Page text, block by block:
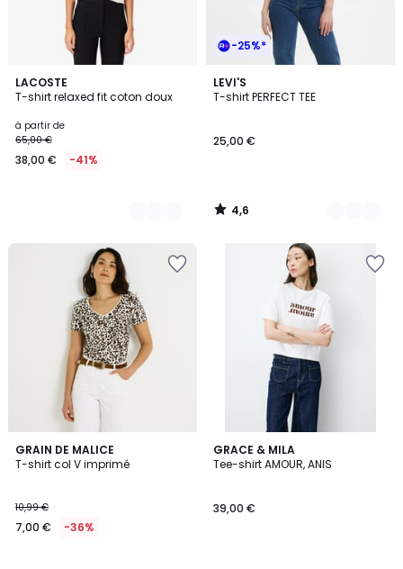
LACOSTE
T-shirt relaxed fit coton doux
à partir de
65,00 €
38,00 € -41%
12
Couleurs
-25%*
LEVI'S
T-shirt PERFECT TEE
25,00 €
4,6
/ 5
2
Couleurs
4,6
/
GRAIN DE MALICE
T-shirt col V imprimé
10,99 €
7,00 € -36%
5
/
2
Couleurs
GRACE & MILA
Tee-shirt AMOUR, ANIS
39,00 €